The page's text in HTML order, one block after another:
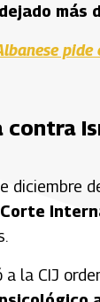
más
contra
diciembre
la CIJ